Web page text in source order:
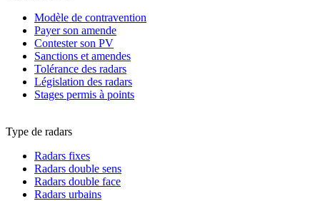
Modèle de contravention
Payer son amende
Contester son PV
Sanctions et amendes
Tolérance des radars
Législation des radars
Stages permis à points
Type de radars
Radars fixes
Radars double sens
Radars double face
Radars urbains